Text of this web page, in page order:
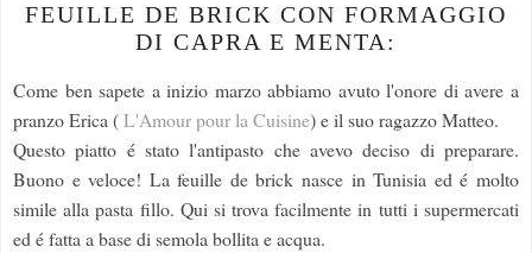
FEUILLE DE BRICK CON FORMAGGIO
DI CAPRA E MENTA:
Come ben sapete a inizio marzo abbiamo avuto l'onore di avere a
pranzo Erica (L'Amour pour la Cuisine) e il suo ragazzo Matteo.
Questo piatto é stato l'antipasto che avevo deciso di preparare.
Buono e veloce! La feuille de brick nasce in Tunisia ed é molto
simile alla pasta fillo. Qui si trova facilmente in tutti i supermercati
ed é fatta a base di semola bollita e acqua.